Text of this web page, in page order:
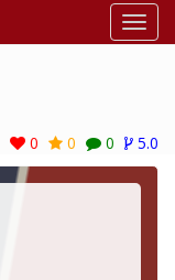
0 0 0 5.0